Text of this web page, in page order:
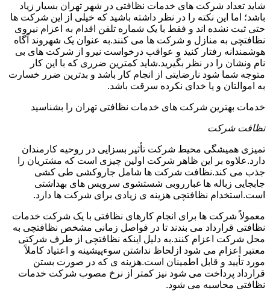
شاید تعداد شرکت های خدمات نظافتی در شهر تهران بسیار زیاد
باشد؛ اما این نکته را در نظر داشته باشید که خیلی از این شرکت ها
حتی ثبت نشده اند و فقط با یک شماره تلفن اقدام به اعزام نیروی
نظافتچی به منازل و شرکت ها می کنند.به عنوان یک شهروند آگاه
هوشمندانه رفتار کنید و عواقب درخواست نیرو از شرکت های بی
نام ونشان را در نظر بگیرید.شاید کمترین ضرری که با این کار
متوجه شما شود نارضایتی از انجام کار باشد و بدترین ضرر خسارت
به اموالتان و یا خدای نکرده سرقت باشد.
خدمات بهترین شرکت های خدمات نظافتی تهران را بشناسید
نظافت شرکت
تمیزی همیشگی محیط شرکت تأثیر بسزایی در روحیه کارمندان
دارد.علاوه بر این ظاهر شرکت اولین چیزی است که مشتریان را
جذب می کند.نظافت شرکت ها شامل جاروکشی طی کشی
جابجایی زباله ها غبارروبی شستشوی سرویس های بهداشتی
است.استخدام نظافتچی هزینه ی زیادی برای شرکت ها دارد.
معمولاً شرکت ها برای انجام کارهای نظافتی با یک شرکت خدمات
نظافتی قرارداد می بندند تا در فواصل زمانی مشخص نظافتچی به
محل شرکت اعزام کنند.به دلیل اینکه نظافتچی از طرف شرکتی
معتبر اعزام می شود ازلحاظ نداشتن سوءپیشینه و اعتیاد کاملاً
مورد تأیید و قابل اطمینان است.هزینه ی که در صورت بستن
قرارداد پرداخت می شود نیز کمتر از نرخ مصوب شرکت خدمات
نظافتی محاسبه می شود.